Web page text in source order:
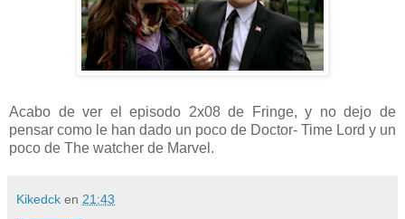
Acabo de ver el episodo 2x08 de Fringe, y no dejo de
pensar como le han dado un poco de Doctor- Time Lord y un
poco de The watcher de Marvel.
Kikedck en 21:43